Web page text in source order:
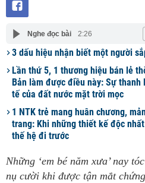
Nghe đọc bài 2:26
3 dấu hiệu nhận biết một người
Lần thứ 5, 1 thương hiệu bán lẻ
Bản làm được điều này: Sự
tế của đất nước mặt trời mọc
1 NTK trẻ mang huân chương,
trang: Khi những thiết kế độc
thế hệ đi trước
Những ‘em bé năm xưa’ nay
nụ cười khi được tận mắt